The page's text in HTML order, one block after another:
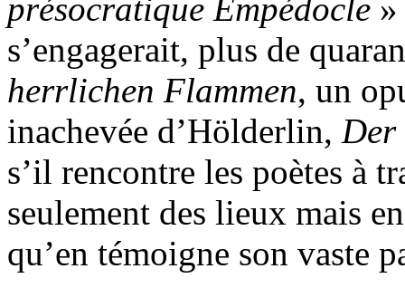
présocratique Empédocle
s’engagerait, plus de
herrlichen Flammen, un
inachevée d’Hölderlin, Der
s’il rencontre les poètes à
seulement des lieux mais
qu’en témoigne son vaste